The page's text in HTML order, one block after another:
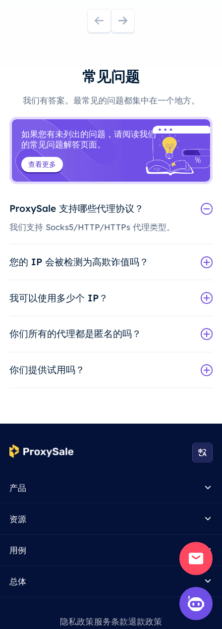
常见问题
我们有答案。最常见的问题都集中在一个地方。
如果您有未列出的问题，请阅读我们
的常见问题解答页面。
查看更多
ProxySale 支持哪些代理协议？
我们支持 Socks5/HTTP/HTTPs 代理类型。
您的 IP 会被检测为高欺诈值吗？
我可以使用多少个 IP？
你们所有的代理都是匿名的吗？
你们提供试用吗？
产品
资源
用例
总体
隐私政策服务条款退款政策